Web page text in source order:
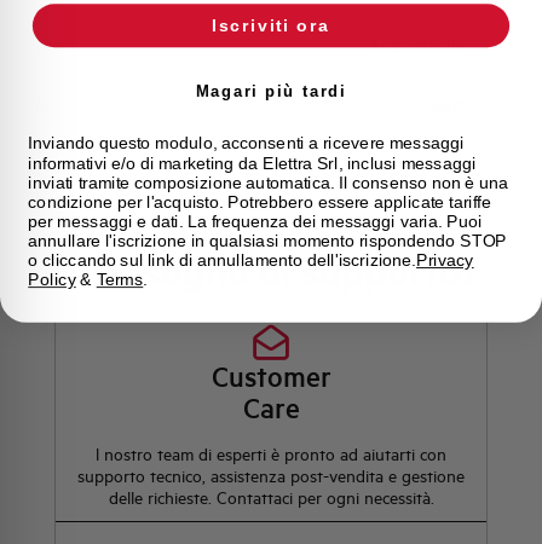
Stato Acquistabile
Hai bisogno di supporto?
Customer
Care
l nostro team di esperti è pronto ad aiutarti con
supporto tecnico, assistenza post-vendita e gestione
delle richieste. Contattaci per ogni necessità.
Iscriviti ora
Magari più tardi
Inviando questo modulo, acconsenti a ricevere messaggi
informativi e/o di marketing da Elettra Srl, inclusi messaggi
inviati tramite composizione automatica. Il consenso non è una
condizione per l'acquisto. Potrebbero essere applicate tariffe
per messaggi e dati. La frequenza dei messaggi varia. Puoi
annullare l'iscrizione in qualsiasi momento rispondendo STOP
o cliccando sul link di annullamento dell'iscrizione. Privacy
Policy& Terms